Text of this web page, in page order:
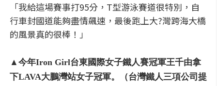
「我給這場賽事打95分，T型游泳賽道很特別，自
行車封國道能夠盡情飆速，最後跑上大?灣跨海大橋
的風景真的很棒！」
▲今年Iron Girl台東國際女子鐵人賽冠軍王千由拿
下LAVA大鵬灣站女子冠軍。（台灣鐵人三項公司提